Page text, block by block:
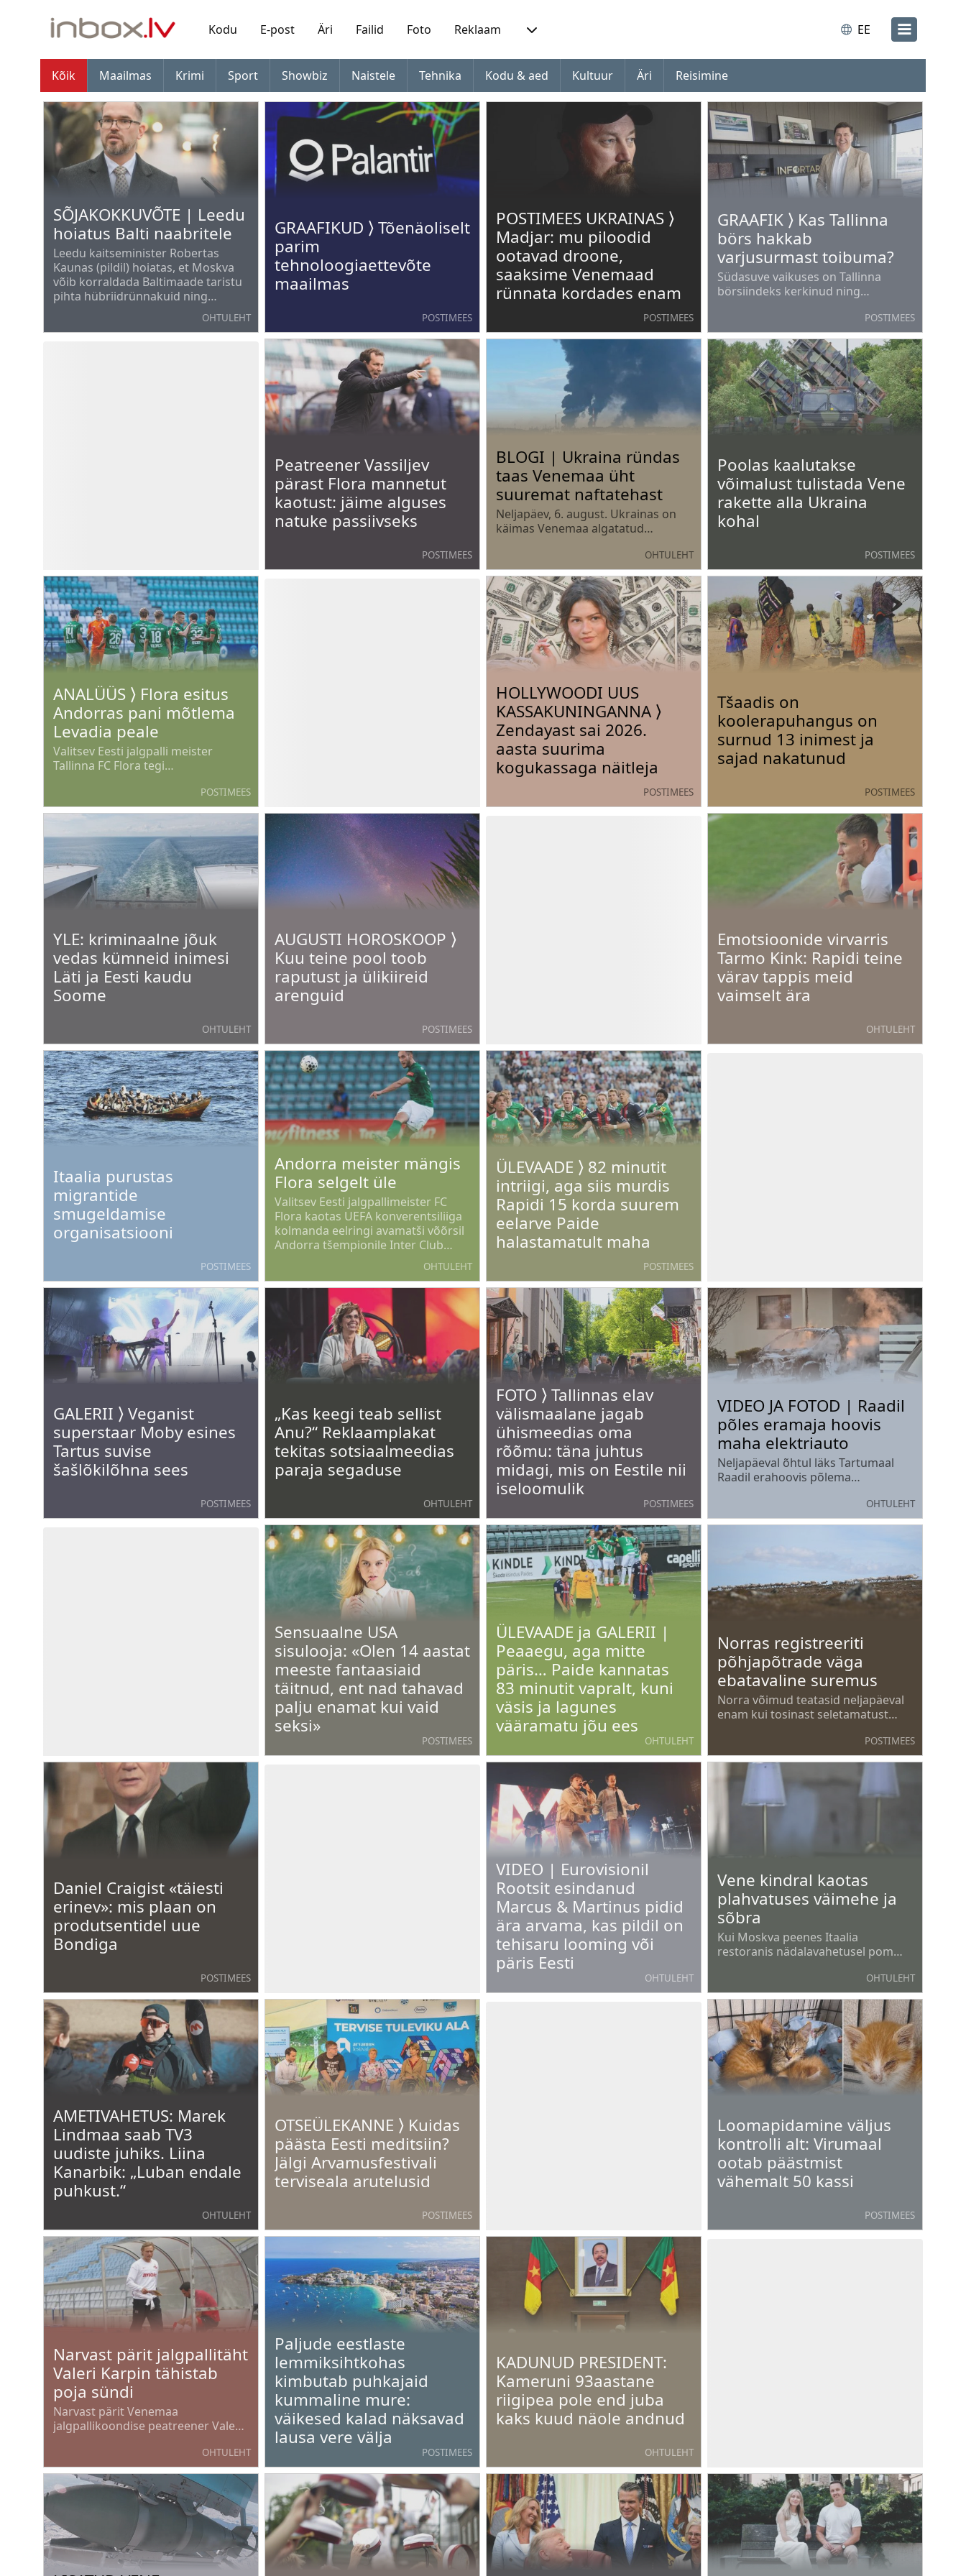
Kodu E-post Äri Failid Foto Reklaam EE
Kõik Maailmas Krimi Sport Showbiz Naistele Tehnika Kodu & aed Kultuur Äri Reisimine
SÕJAKOKKUVÕTE | Leedu
hoiatus Balti naabritele
Leedu kaitseminister Robertas
Kaunas (pildil) hoiatas, et Moskva
võib korraldada Baltimaade taristu
pihta hübriidrünnakuid ning
kasutada selleks Ukraina päritolu
droone – et tekitada segadust jaOHTULEHT
GRAAFIKUD ⟩ Tõenäoliselt
parim
tehnoloogiaettevõte
maailmas
POSTIMEES
POSTIMEES UKRAINAS ⟩
Madjar: mu piloodid
ootavad droone,
saaksime Venemaad
rünnata kordades enam
POSTIMEES
GRAAFIK ⟩ Kas Tallinna
börs hakkab
varjusurmast toibuma?
Südasuve vaikuses on Tallinna
börsiindeks kerkinud ning
Teisipäeval oli indeks 2158,37
punkti, mis on viie aasta tagusest
rekordtasemest 0,8 protsenti
kõrgem.
POSTIMEES
Peatreener Vassiljev
pärast Flora mannetut
kaotust: jäime alguses
natuke passiivseks
POSTIMEES
BLOGI | Ukraina ründas
taas Venemaa üht
suuremat naftatehast
Neljapäev, 6. august. Ukrainas on
käimas Venemaa algatatud
OHTULEHT
Poolas kaalutakse
võimalust tulistada Vene
rakette alla Ukraina
kohal
POSTIMEES
ANALÜÜS ⟩ Flora esitus
Andorras pani mõtlema
Levadia peale
Valitsev Eesti jalgpalli meister
Tallinna FC Flora tegi
avamängus Escaldese Interi
(Andorra) vastu kohutava esituse.
kaotus.
POSTIMEES
HOLLYWOODI UUS
KASSAKUNINGANNA ⟩
Zendayast sai 2026.
aasta suurima
kogukassaga näitleja
POSTIMEES
Tšaadis on
koolerapuhangus on
surnud 13 inimest ja
sajad nakatunud
POSTIMEES
YLE: kriminaalne jõuk
vedas kümneid inimesi
Läti ja Eesti kaudu
Soome
OHTULEHT
AUGUSTI HOROSKOOP ⟩
Kuu teine pool toob
raputust ja ülikiireid
arenguid
POSTIMEES
Emotsioonide virvarris
Tarmo Kink: Rapidi teine
värav tappis meid
vaimselt ära
OHTULEHT
Itaalia purustas
migrantide
smugeldamise
organisatsiooni
POSTIMEES
Andorra meister mängis
Flora selgelt üle
Valitsev Eesti jalgpallimeister FC
Flora kaotas UEFA konverentsiliiga
kolmanda eelringi avamatši võõrsil
Andorra tšempionile Inter Club
d'Escaldesile tulemusega 0 : 2.OHTULEHT
ÜLEVAADE ⟩ 82 minutit
intriigi, aga siis murdis
Rapidi 15 korda suurem
eelarve Paide
halastamatult maha
POSTIMEES
GALERII ⟩ Veganist
superstaar Moby esines
Tartus suvise
šašlõkilõhna sees
POSTIMEES
„Kas keegi teab sellist
Anu?“ Reklaamplakat
tekitas sotsiaalmeedias
paraja segaduse
OHTULEHT
FOTO ⟩ Tallinnas elav
välismaalane jagab
ühismeedias oma
rõõmu: täna juhtus
midagi, mis on Eestile nii
iseloomulik
POSTIMEES
VIDEO JA FOTOD | Raadil
põles eramaja hoovis
maha elektriauto
Neljapäeval õhtul läks Tartumaal
Raadil erahoovis põlema
OHTULEHT
Sensuaalne USA
sisulooja: «Olen 14 aastat
meeste fantaasiaid
täitnud, ent nad tahavad
palju enamat kui vaid
seksi»
POSTIMEES
ÜLEVAADE ja GALERII |
Peaaegu, aga mitte
päris… Paide kannatas
83 minutit vapralt, kuni
väsis ja lagunes
vääramatu jõu ees
OHTULEHT
Norras registreeriti
põhjapõtrade väga
ebatavaline suremus
Norra võimud teatasid neljapäeval
enam kui tosinast seletamatust
suvehooaajal on taoline nähtus
väga ebatavaline.
POSTIMEES
Daniel Craigist «täiesti
erinev»: mis plaan on
produtsentidel uue
Bondiga
POSTIMEES
VIDEO | Eurovisionil
Rootsit esindanud
Marcus & Martinus pidid
ära arvama, kas pildil on
tehisaru looming või
päris Eesti
OHTULEHT
Vene kindral kaotas
plahvatuses väimehe ja
sõbra
Kui Moskva peenes Itaalia
restoranis nädalavahetusel pomm
et ju oli pommari(te) sihtmärgiks
kindral Aleksandr Tšaiko 55.
sünnipäeva pralle.
OHTULEHT
AMETIVAHETUS: Marek
Lindmaa saab TV3
uudiste juhiks. Liina
Kanarbik: „Luban endale
puhkust.“
OHTULEHT
OTSEÜLEKANNE ⟩ Kuidas
päästa Eesti meditsiin?
Jälgi Arvamusfestivali
terviseala arutelusid
POSTIMEES
Loomapidamine väljus
kontrolli alt: Virumaal
ootab päästmist
vähemalt 50 kassi
POSTIMEES
Narvast pärit jalgpallitäht
Valeri Karpin tähistab
poja sündi
Narvast pärit Venemaa
jalgpallikoondise peatreener Valeri
rõõmustavad perelisa üle. Paar
andis teada, et nende perre on
sündinud poeg.
OHTULEHT
Paljude eestlaste
lemmiksihtkohas
kimbutab puhkajaid
kummaline mure:
väikesed kalad näksavad
lausa vere välja
POSTIMEES
KADUNUD PRESIDENT:
Kameruni 93aastane
riigipea pole end juba
kaks kuud näole andnud
OHTULEHT